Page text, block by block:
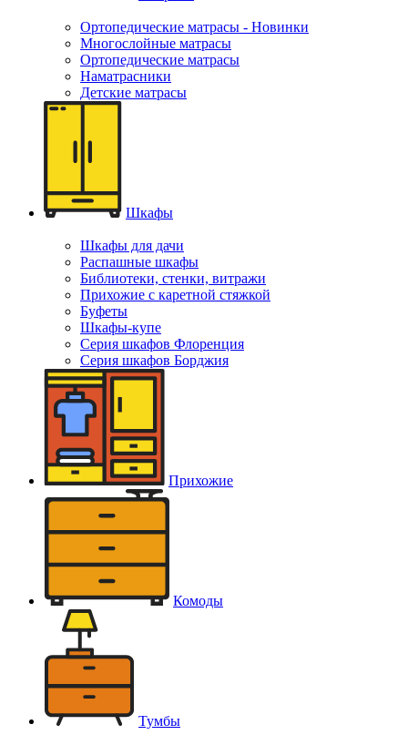
Ортопедические матрасы - Новинки
Многослойные матрасы
Ортопедические матрасы
Наматрасники
Детские матрасы
Шкафы
Шкафы для дачи
Распашные шкафы
Библиотеки, стенки, витражи
Прихожие с каретной стяжкой
Буфеты
Шкафы-купе
Серия шкафов Флоренция
Серия шкафов Борджия
Прихожие
Комоды
Тумбы